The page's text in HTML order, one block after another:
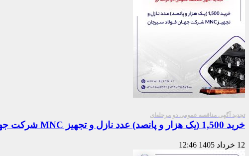
تجدید آگهی مناقصه عمومی دو مرحله‌ای
خرید 1,500 (یک هزار و پانصد) عدد نازل و تجهیز MNC شرکت جهان فولاد سیرجان
12 خرداد 1405 12:46